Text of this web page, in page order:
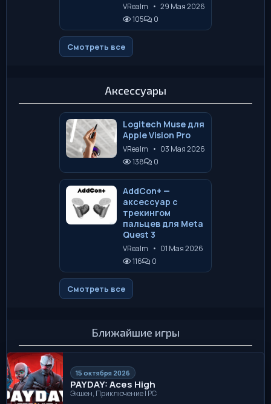
VRealm • 29 Мая 2026
105
0
Смотреть все
Аксессуары
Logitech Muse для
Apple Vision Pro
VRealm • 03 Мая 2026
138
0
AddCon+ —
аксессуар с
трекингом
пальцев для Meta
Quest 3
VRealm • 01 Мая 2026
116
0
Смотреть все
Ближайшие игры
15 октября 2026
PAYDAY: Aces High
Экшен, Приключение | PC